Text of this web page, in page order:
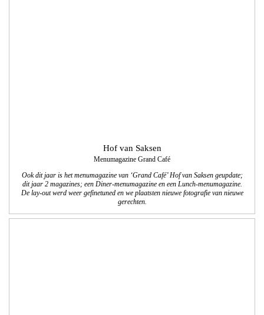
Hof van Saksen
Menumagazine Grand Café
Ook dit jaar is het menumagazine van ‘Grand Café’ Hof van Saksen geupdate;
dit jaar 2 magazines; een Diner-menumagazine en een Lunch-menumagazine.
De lay-out werd weer gefinetuned en we plaatsten nieuwe fotografie van nieuwe
gerechten.